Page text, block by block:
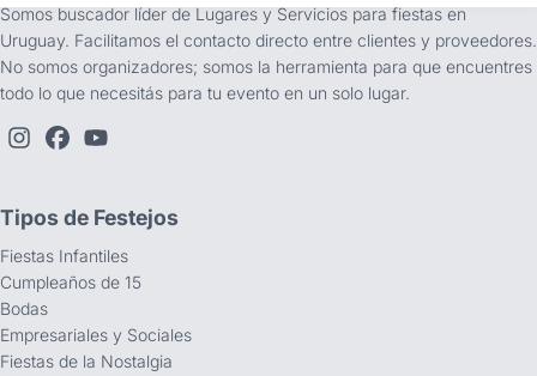
Somos buscador líder de Lugares y Servicios para fiestas en
Uruguay. Facilitamos el contacto directo entre clientes y proveedores.
No somos organizadores; somos la herramienta para que encuentres
todo lo que necesitás para tu evento en un solo lugar.
Tipos de Festejos
Fiestas Infantiles
Cumpleaños de 15
Bodas
Empresariales y Sociales
Fiestas de la Nostalgia